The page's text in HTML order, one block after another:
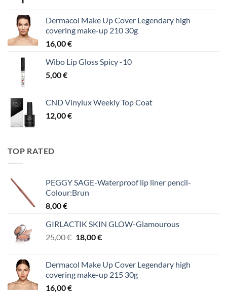
Dermacol Make Up Cover Legendary high
covering make-up 210 30g
16,00€
Wibo Lip Gloss Spicy -10
5,00€
CND Vinylux Weekly Top Coat
12,00€
TOP RATED
PEGGY SAGE-Waterproof lip liner pencil-
Colour:Brun
8,00€
GIRLACTIK SKIN GLOW-Glamourous
25,00€ Original
25,00 €.
18,00€Η
είναι:
18,00 €.
Dermacol Make Up Cover Legendary high
covering make-up 215 30g
16,00€